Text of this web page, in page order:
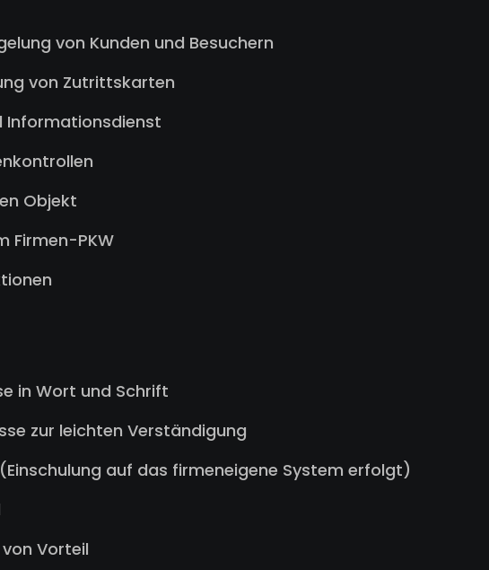
von Kunden und Besuchern
von Zutrittskarten
Informationsdienst
Objekt
Firmen-PKW
in Wort und Schrift
zur leichten Verständigung
auf das firmeneigene System erfolgt)
Vorteil